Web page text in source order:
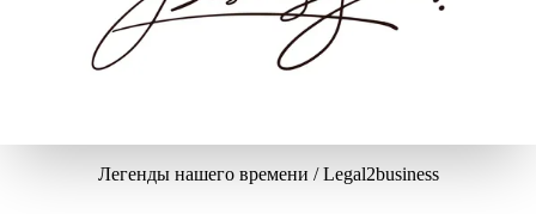
Легенды нашего времени / Legal2business